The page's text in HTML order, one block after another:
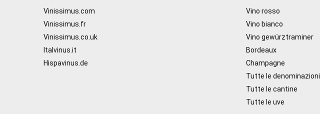
Vinissimus.com
Vinissimus.fr
Vinissimus.co.uk
Italvinus.it
Hispavinus.de
Vino rosso
Vino bianco
Vino gewürztraminer
Bordeaux
Champagne
Tutte le denominazioni
Tutte le cantine
Tutte le uve